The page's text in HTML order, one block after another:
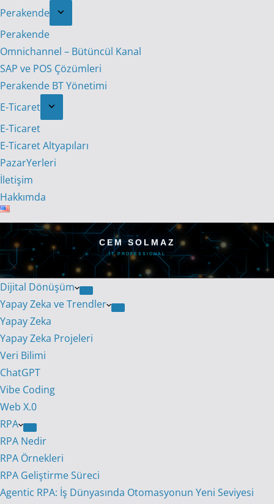
Perakende
Perakende
Omnichannel – Bütüncül Kanal
SAP ve POS Çözümleri
Perakende BT Yönetimi
E-Ticaret
E-Ticaret
E-Ticaret Altyapıları
PazarYerleri
İletişim
Hakkımda
CEM SOLMAZ
IT PROFESSIONAL
Dijital Dönüşüm
Yapay Zeka ve Trendler
Yapay Zeka
Yapay Zeka Projeleri
Veri Bilimi
ChatGPT
Vibe Coding
Web X.0
RPA
RPA Nedir
RPA Örnekleri
RPA Geliştirme Süreci
Agentic RPA: İş Dünyasında Otomasyonun Yeni Seviyesi